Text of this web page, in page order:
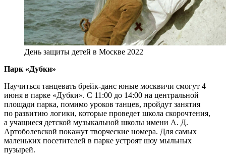
День защиты детей в Москве 2022
Парк «Дубки»
Научиться танцевать брейк-данс юные москвичи смогут 4
июня в парке «Дубки». С 11:00 до 14:00 на центральной
площади парка, помимо уроков танцев, пройдут занятия
по развитию логики, которые проведет школа скорочтения,
а учащиеся детской музыкальной школы имени А. Д.
Артоболевской покажут творческие номера. Для самых
маленьких посетителей в парке устроят шоу мыльных
пузырей.